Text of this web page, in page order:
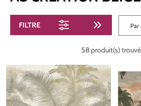
FILTRE
58 produit(s)